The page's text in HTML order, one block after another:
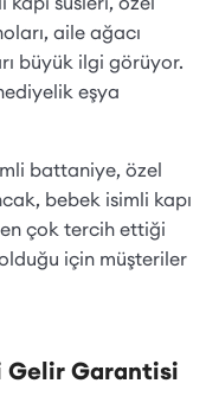
aile ağacı
büyük ilgi görüyor.
eşya
battaniye, özel
bebek isimli kapı
çok tercih ettiği
için müşteriler
Gelir Garantisi